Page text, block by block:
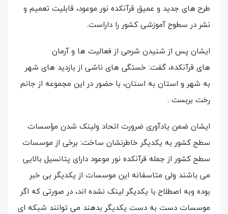
طرح های جدید و عمیق قرآنکده نور موعود، قابلیت تعمیم و
نشر در سطوح آموزشی کشور را داراست.
ایشان پس از شنیدن شرحی از فعالیت ها و آرمان
های قرآنکده، گفت: خستگی های ناشی از بازدید های شهر
به شهر و استان به استان، با حضور در این مجموعه از جانم
رخت بربست .
ایشان ضمن یادآوری ضرورت اتحاد ولینک شدن مؤسسات
سطح کشور به یکدیگر خاطرنشان ساخت: برخی از موسسات
سطح کشور از جمله قرآنکده نور موعود دارای پتانسیل بالایی
می باشند ولی متاسفانه این موسسات از یکدیگر بی خبر
بوده وبه اصطلاح با یکدیگر لینک نشده اند، در صورتی که اگر
موسسات دست به دست یکدیگر بدهند می توانند شبکه ای